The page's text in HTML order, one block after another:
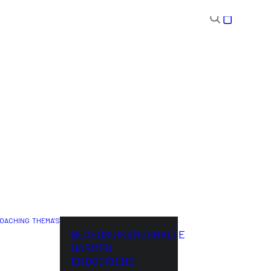
THEMA’S
BLOEDSUIKERGEHALTE
DARMEN
ENDOCRIENE